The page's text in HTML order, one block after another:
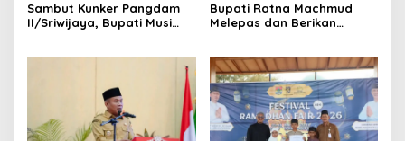
Sambut Kunker Pangdam
II/Sriwijaya, Bupati Musi
Bupati Ratna Machmud
Melepas dan Berikan
Musi Rawas